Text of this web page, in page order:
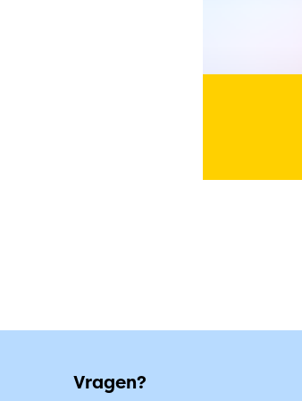
Vragen?